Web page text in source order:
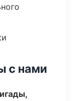
с нами